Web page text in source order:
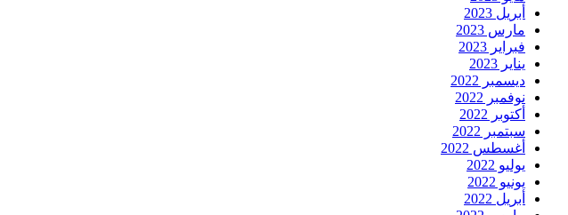
أبريل 2023
مارس 2023
فبراير 2023
يناير 2023
ديسمبر 2022
نوفمبر 2022
أكتوبر 2022
سبتمبر 2022
أغسطس 2022
يوليو 2022
يونيو 2022
أبريل 2022